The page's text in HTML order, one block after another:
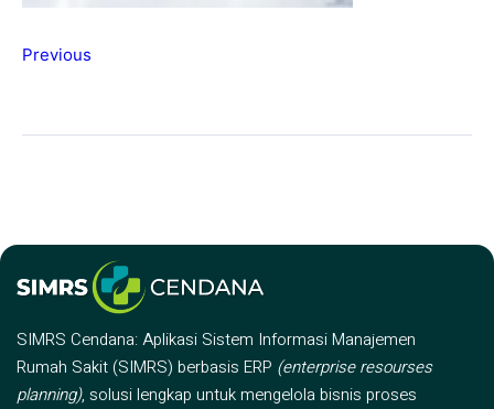
Previous
SIMRS Cendana: Aplikasi Sistem Informasi Manajemen
Rumah Sakit (SIMRS) berbasis ERP (enterprise resourses
planning), solusi lengkap untuk mengelola bisnis proses